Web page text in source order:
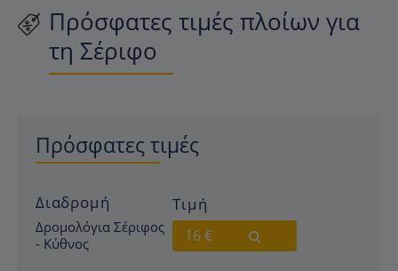
Πρόσφατες τιμές πλοίων για
τη Σέριφο
Πρόσφατες τιμές
Διαδρομή
Δρομολόγια Σέριφος
- Κύθνος
Τιμή
16 €